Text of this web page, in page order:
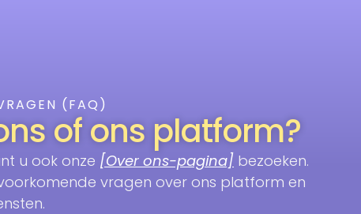
(FAQ)
of ons platform?
u ook onze [Over ons-pagina] bezoeken.
vragen over ons platform en